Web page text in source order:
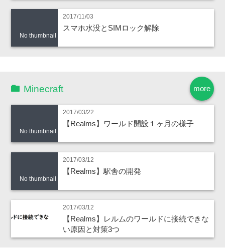
No thumbnail
2017/11/03
スマホ水没とSIMロック解除
more
Minecraft
No thumbnail
2017/03/22
【Realms】ワールド開設１ヶ月の様子
No thumbnail
2017/03/12
【Realms】駅舎の開発
2017/03/12
【Realms】レルムのワールドに接続できな
い原因と対策3つ